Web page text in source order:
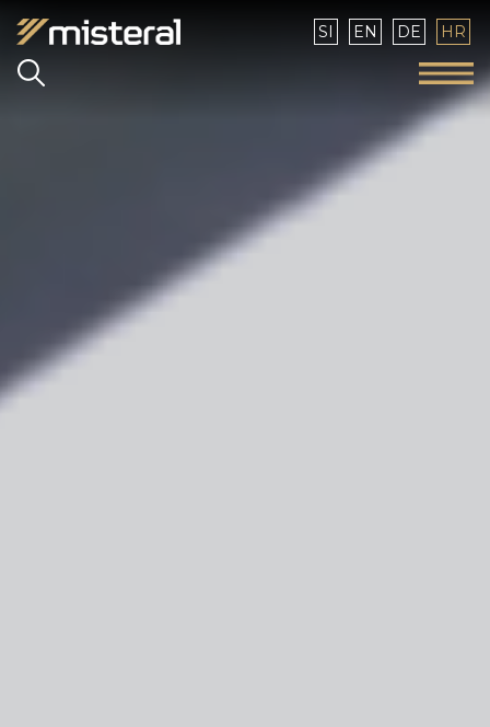
Izaberite vaš jezik
SI EN DE HR